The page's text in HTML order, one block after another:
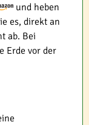
und heben
es, direkt an
ab. Bei
Erde vor der